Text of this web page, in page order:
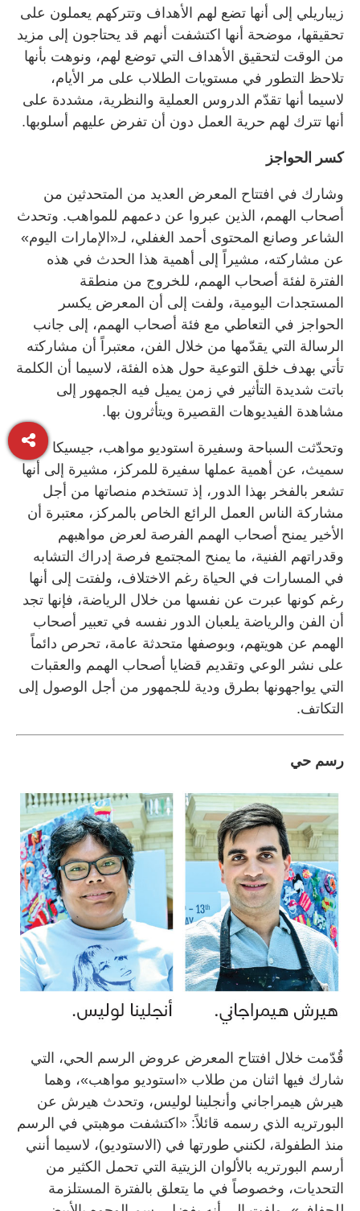
زيباريلي إلى أنها تضع لهم الأهداف وتتركهم يعملون على
تحقيقها، موضحة أنها اكتشفت أنهم قد يحتاجون إلى مزيد
من الوقت لتحقيق الأهداف التي توضع لهم، ونوهت بأنها
تلاحظ التطور في مستويات الطلاب على مر الأيام،
لاسيما أنها تقدّم الدروس العملية والنظرية، مشددة على
أنها تترك لهم حرية العمل دون أن تفرض عليهم أسلوبها.
كسر الحواجز
وشارك في افتتاح المعرض العديد من المتحدثين من
أصحاب الهمم، الذين عبروا عن دعمهم للمواهب. وتحدث
الشاعر وصانع المحتوى أحمد الغفلي، لـ«الإمارات اليوم»
عن مشاركته، مشيراً إلى أهمية هذا الحدث في هذه
الفترة لفئة أصحاب الهمم، للخروج من منطقة
المستجدات اليومية، ولفت إلى أن المعرض يكسر
الحواجز في التعاطي مع فئة أصحاب الهمم، إلى جانب
الرسالة التي يقدّمها من خلال الفن، معتبراً أن مشاركته
تأتي بهدف خلق التوعية حول هذه الفئة، لاسيما أن الكلمة
باتت شديدة التأثير في زمن يميل فيه الجمهور إلى
مشاهدة الفيديوهات القصيرة ويتأثرون بها.
وتحدّثت السباحة وسفيرة استوديو مواهب، جيسيكا
سميث، عن أهمية عملها سفيرة للمركز، مشيرة إلى أنها
تشعر بالفخر بهذا الدور، إذ تستخدم منصاتها من أجل
مشاركة الناس العمل الرائع الخاص بالمركز، معتبرة أن
الأخير يمنح أصحاب الهمم الفرصة لعرض مواهبهم
وقدراتهم الفنية، ما يمنح المجتمع فرصة إدراك التشابه
في المسارات في الحياة رغم الاختلاف، ولفتت إلى أنها
رغم كونها عبرت عن نفسها من خلال الرياضة، فإنها تجد
أن الفن والرياضة يلعبان الدور نفسه في تعبير أصحاب
الهمم عن هويتهم، وبوصفها متحدثة عامة، تحرص دائماً
على نشر الوعي وتقديم قضايا أصحاب الهمم والعقبات
التي يواجهونها بطرق ودية للجمهور من أجل الوصول إلى
التكاتف.
رسم حي
قُدّمت خلال افتتاح المعرض عروض الرسم الحي، التي
شارك فيها اثنان من طلاب «استوديو مواهب»، وهما
هيرش هيمراجاني وأنجلينا لوليس، وتحدث هيرش عن
البورتريه الذي رسمه قائلاً: «اكتشفت موهبتي في الرسم
منذ الطفولة، لكنني طورتها في (الاستوديو)، لاسيما أنني
أرسم البورتريه بالألوان الزيتية التي تحمل الكثير من
التحديات، وخصوصاً في ما يتعلق بالفترة المستلزمة